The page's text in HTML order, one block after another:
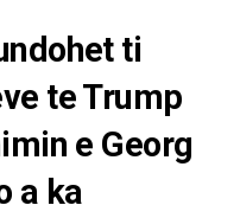
ti
te Trump
e Georg
a ka